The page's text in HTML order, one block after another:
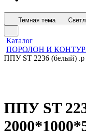
Темная тема
Каталог
ПОРОЛОН И
ППУ ST 2236 (белый)
ППУ ST